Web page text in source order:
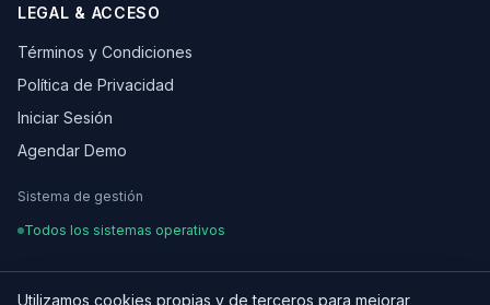
LEGAL & ACCESO
Términos y Condiciones
Política de Privacidad
Iniciar Sesión
Agendar Demo
Sistema de gestión
Todos los sistemas operativos
Utilizamos cookies propias y de terceros para mejorar